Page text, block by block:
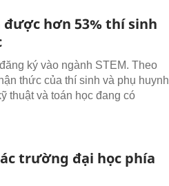
được hơn 53% thí sinh
ký vào ngành STEM. Theo
thức của thí sinh và phụ huynh
thuật và toán học đang có
trường đại học phía